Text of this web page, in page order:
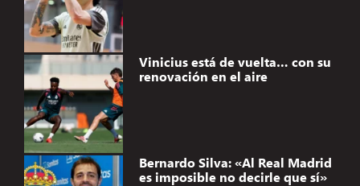
Vinicius está de vuelta… con su
renovación en el aire
Bernardo Silva: «Al Real Madrid
es imposible no decirle que sí»